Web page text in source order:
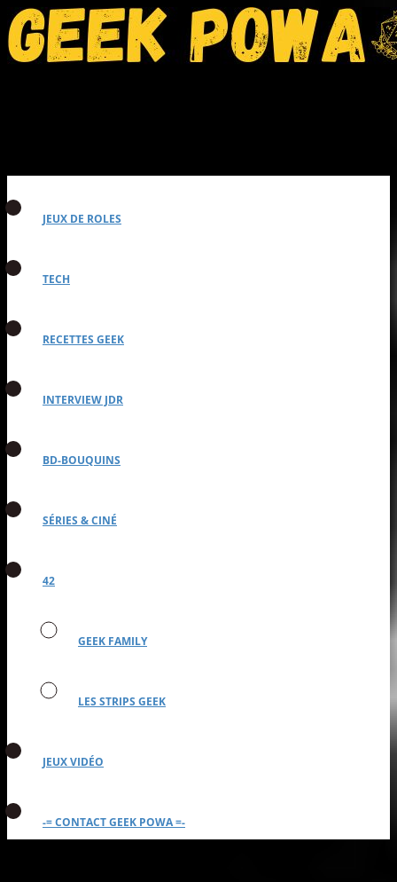
JEUX DE ROLES
TECH
RECETTES GEEK
INTERVIEW JDR
BD-BOUQUINS
SÉRIES & CINÉ
42
GEEK FAMILY
LES STRIPS GEEK
JEUX VIDÉO
-= CONTACT GEEK POWA =-